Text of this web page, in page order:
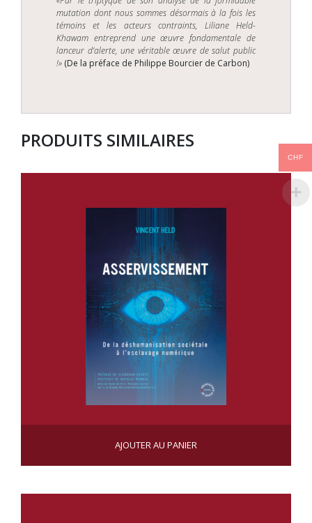
mutation dont nous sommes désormaisà la fois les
témoins et les acteurs contraints, Liliane Held-
Khawam entreprend une œuvre fondamentale de
lanceur d’alerte, une véritableœuvre de salut public
!» (De la préface de Philippe Bourcier de Carbon)
PRODUITS SIMILAIRES
ASSERVISSEMENT PDF
AJOUTER AU PANIER
CHF